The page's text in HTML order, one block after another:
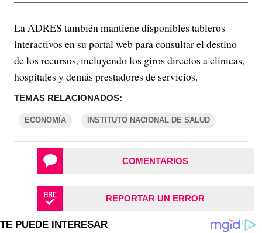
La ADRES también mantiene disponibles tableros
interactivos en su portal web para consultar el destino
de los recursos, incluyendo los giros directos a clínicas,
hospitales y demás prestadores de servicios.
TEMAS RELACIONADOS:
ECONOMÍA INSTITUTO NACIONAL DE SALUD
COMENTARIOS
REPORTAR UN ERROR